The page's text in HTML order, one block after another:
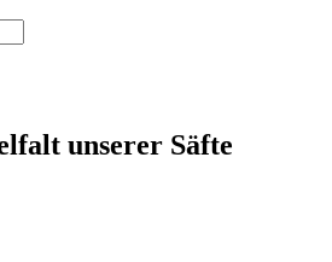
unserer Säfte